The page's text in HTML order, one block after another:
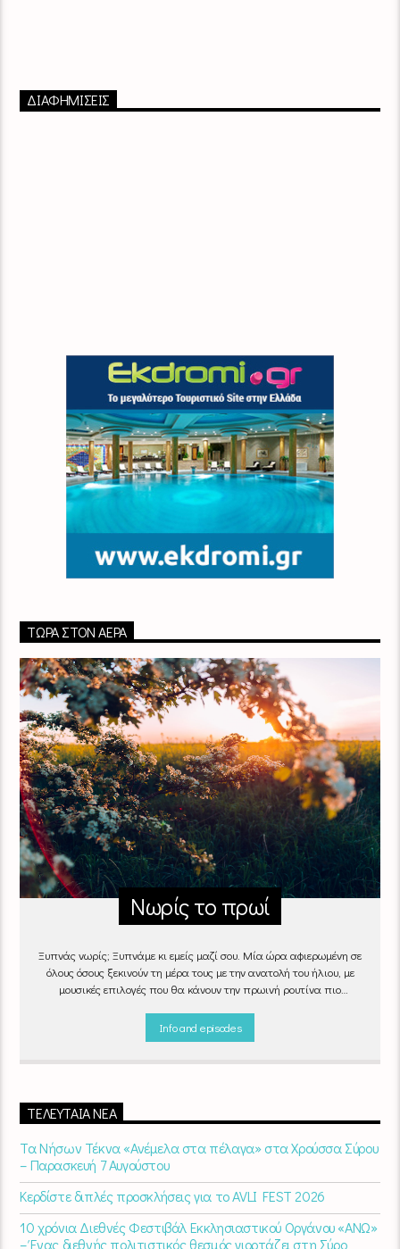
ΔΙΑΦΗΜΙΣΕΙΣ
ΤΏΡΑ ΣΤΟΝ ΑΈΡΑ
Νωρίς το πρωί
Ξυπνάς νωρίς; Ξυπνάμε κι εμείς μαζί σου. Μία ώρα αφιερωμένη σε
όλους όσους ξεκινούν τη μέρα τους με την ανατολή του ήλιου, με
μουσικές επιλογές που θα κάνουν την πρωινή ρουτίνα πιο
06:00 - 07:00 στον Empneusi 107 FM
Info and episodes
ΤΕΛΕΥΤΑΊΑ ΝΈΑ
Τα Νήσων Τέκνα «Ανέμελα στα πέλαγα» στα Χρούσσα Σύρου
– Παρασκευή 7 Αυγούστου
Κερδίστε διπλές προσκλήσεις για το AVLI FEST 2026
10 χρόνια Διεθνές Φεστιβάλ Εκκλησιαστικού Οργάνου «ΑΝΩ»
– Ένας διεθνής πολιτιστικός θεσμός γιορτάζει στη Σύρο​